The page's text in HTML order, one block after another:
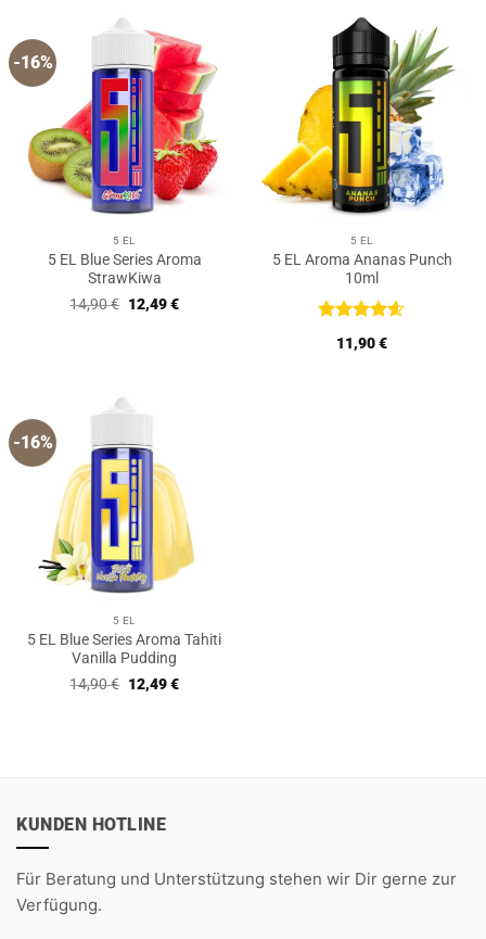
-16%
5 EL
5 EL Blue Series Aroma
StrawKiwa
14,90€ Ursprünglicher
Preis
12,49€Aktueller
5 EL
5 EL Aroma Ananas Punch
10ml
Bewertet
mit4.57
11,90€
-16%
5 EL
5 EL Blue Series Aroma Tahiti
Vanilla Pudding
14,90€ Ursprünglicher
Preis
12,49€Aktueller
KUNDEN HOTLINE
Für Beratung und Unterstützung stehen wir Dir gerne zur
Verfügung.